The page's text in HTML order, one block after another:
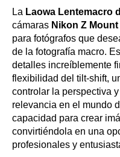
La Laowa Lentemacro
cámaras Nikon Z Mount
para fotógrafos que
de la fotografía macro.
detalles increíblemente
flexibilidad del tilt-shift,
controlar la perspectiva
relevancia en el mundo
capacidad para crear
convirtiéndola en una
profesionales y